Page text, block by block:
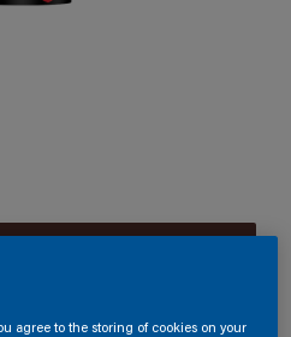
agree to the storing of cookies on your